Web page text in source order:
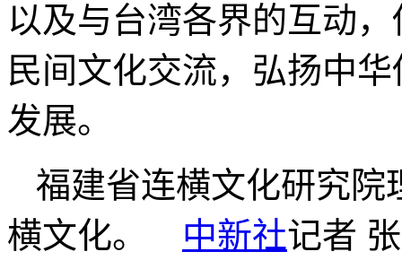
以及与台湾各界的互动
民间文化交流，弘扬中
发展。
福建省连横文化研究院
横文化。 中新社记者